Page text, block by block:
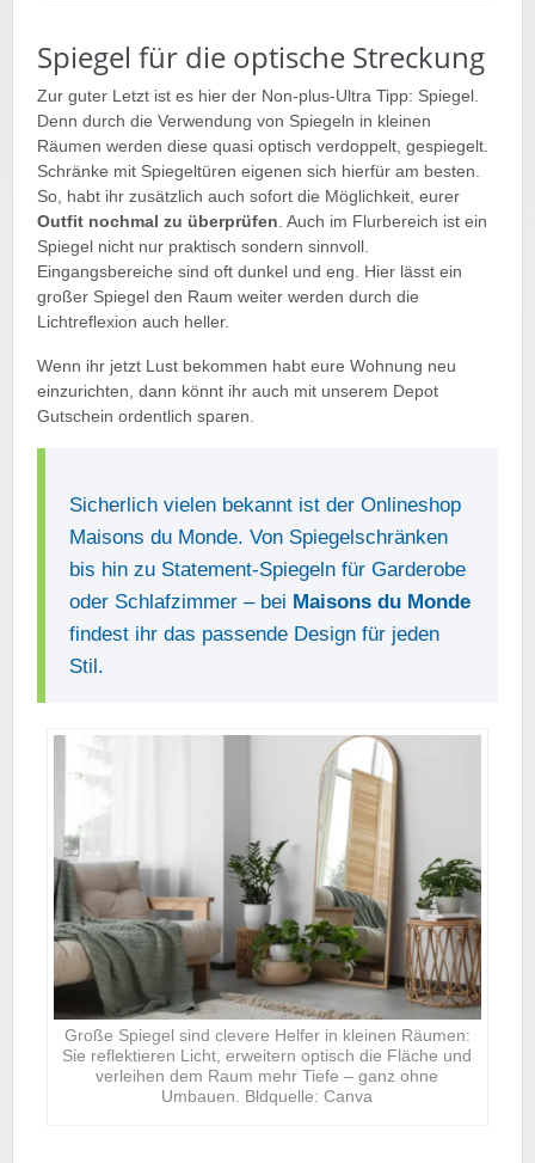
Spiegel für die optische Streckung
Zur guter Letzt ist es hier der Non-plus-Ultra Tipp: Spiegel.
Denn durch die Verwendung von Spiegeln in kleinen
Räumen werden diese quasi optisch verdoppelt, gespiegelt.
Schränke mit Spiegeltüren eigenen sich hierfür am besten.
So, habt ihr zusätzlich auch sofort die Möglichkeit, eurer
Outfit nochmal zu überprüfen . Auch im Flurbereich ist ein
Spiegel nicht nur praktisch sondern sinnvoll.
Eingangsbereiche sind oft dunkel und eng. Hier lässt ein
großer Spiegel den Raum weiter werden durch die
Lichtreflexion auch heller.
Wenn ihr jetzt Lust bekommen habt eure Wohnung neu
einzurichten, dann könnt ihr auch mit unserem Depot
Gutschein ordentlich sparen.
Sicherlich vielen bekannt ist der Onlineshop
Maisons du Monde. Von Spiegelschränken
bis hin zu Statement-Spiegeln für Garderobe
oder Schlafzimmer – bei Maisons du Monde
findest ihr das passende Design für jeden
Stil.
Große Spiegel sind clevere Helfer in kleinen Räumen:
Sie reflektieren Licht, erweitern optisch die Fläche und
verleihen dem Raum mehr Tiefe – ganz ohne
Umbauen. Bldquelle: Canva